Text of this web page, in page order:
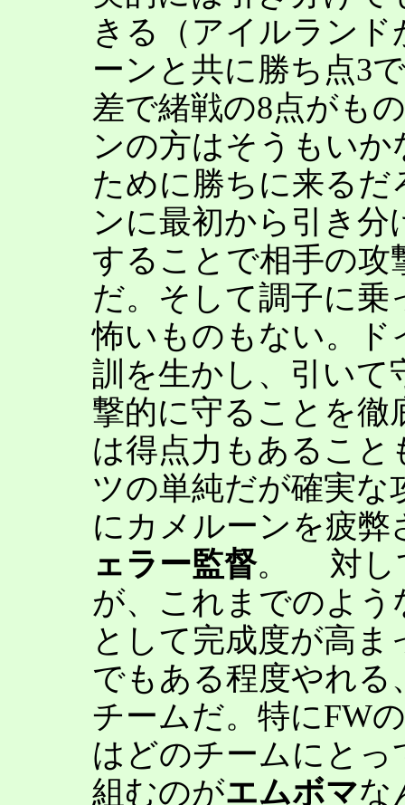
きる（アイルラン
ーンと共に勝ち点3
差で緒戦の8点がも
ンの方はそうもい
ために勝ちに来る
ンに最初から引き分
することで相手の攻
だ。そして調子に
怖いものもない。
訓を生かし、引いて
撃的に守ることを徹
は得点力もあるこ
ツの単純だが確実
にカメルーンを疲
ェラー監督。 対し
が、これまでのよ
として完成度が高
でもある程度やれ
チームだ。特にFWの
はどのチームにと
組むのがエムボマな